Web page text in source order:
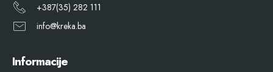
+387(35) 282 111
info@kreka.ba
Informacije